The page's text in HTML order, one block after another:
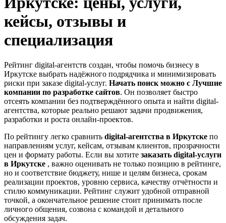
кейсы, отзывы и
специализация
Рейтинг digital-агентств создан, чтобы помочь бизнесу в
Иркутске выбрать надёжного подрядчика и минимизировать
риски при заказе digital-услуг. Начать поиск можно с Лучшие
компании по разработке сайтов. Он позволяет быстро
отсеять компании без подтверждённого опыта и найти digital-
агентства, которые реально решают задачи продвижения,
разработки и роста онлайн-проектов.
По рейтингу легко сравнить digital-агентства в Иркутске по
направлениям услуг, кейсам, отзывам клиентов, прозрачности
цен и формату работы. Если вы хотите заказать digital-услуги
в Иркутске , важно оценивать не только позицию в рейтинге,
но и соответствие бюджету, нише и целям бизнеса, срокам
реализации проектов, уровню сервиса, качеству отчётности и
стилю коммуникации. Рейтинг служит удобной отправной
точкой, а окончательное решение стоит принимать после
личного общения, созвона с командой и детального
обсуждения задач.